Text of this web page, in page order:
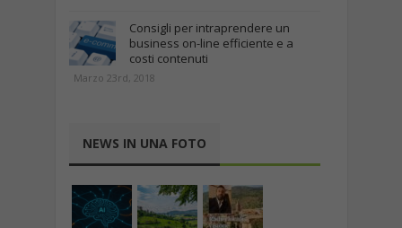
Consigli per intraprendere un
business on-line efficiente e a
costi contenuti
Marzo 23rd, 2018
NEWS IN UNA FOTO